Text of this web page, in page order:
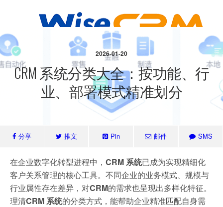
2026-01-20
CRM 系统分类大全：按功能、行
业、部署模式精准划分
分享 推文 Pin 邮件 SMS
在企业数字化转型进程中， CRM 系统已成为实现精细化
客户关系管理的核心工具。不同企业的业务模式、规模与
行业属性存在差异，对CRM的需求也呈现出多样化特征。
理清CRM 系统的分类方式，能帮助企业精准匹配自身需